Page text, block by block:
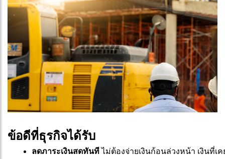
ข้อดีที่ธุรกิจได้รับ
ลดภาระเงินสดทันที ไม่ต้องจ่ายเงินก้อนล่วงหน้า เงินที่